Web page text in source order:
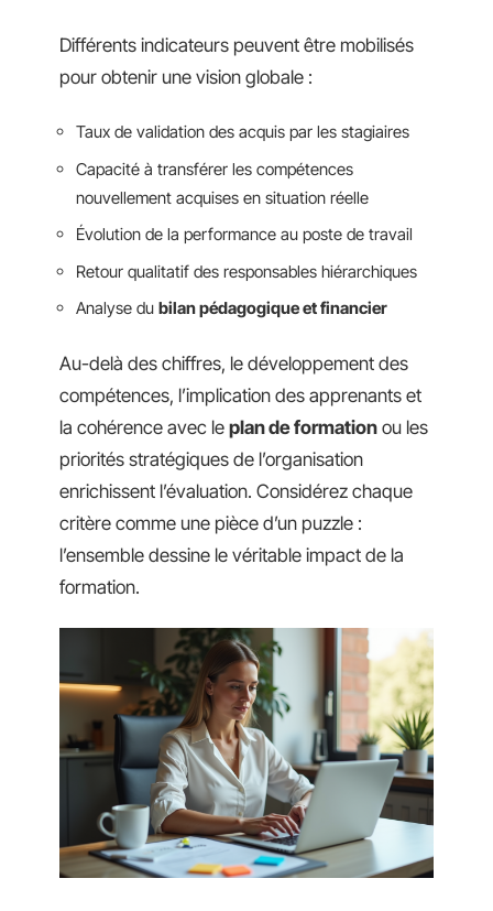
Différents indicateurs peuvent être mobilisés
pour obtenir une vision globale :
Taux de validation des acquis par les stagiaires
Capacité à transférer les compétences
nouvellement acquises en situation réelle
Évolution de la performance au poste de travail
Retour qualitatif des responsables hiérarchiques
Analyse du bilan pédagogique et financier
Au-delà des chiffres, le développement des
compétences, l’implication des apprenants et
la cohérence avec le plan de formation ou les
priorités stratégiques de l’organisation
enrichissent l’évaluation. Considérez chaque
critère comme une pièce d’un puzzle :
l’ensemble dessine le véritable impact de la
formation.